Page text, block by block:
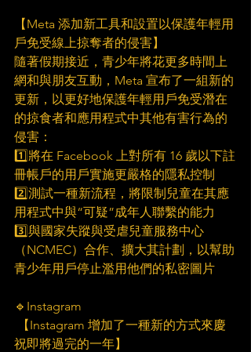
【Meta 添加新工具和設置以保護年輕用
戶免受線上掠奪者的侵害】
隨著假期接近，青少年將花更多時間上
網和與朋友互動，Meta 宣布了一組新的
更新，以更好地保護年輕用戶免受潛在
的掠食者和應用程式中其他有害行為的
侵害：
1️⃣將在 Facebook 上對所有 16 歲以下註
冊帳戶的用戶實施更嚴格的隱私控制
2️⃣測試一種新流程，將限制兒童在其應
用程式中與“可疑”成年人聯繫的能力
3️⃣與國家失蹤與受虐兒童服務中心
（NCMEC）合作、擴大其計劃，以幫助
青少年用戶停止濫用他們的私密圖片
🔹Instagram
祝即將過完的一年】